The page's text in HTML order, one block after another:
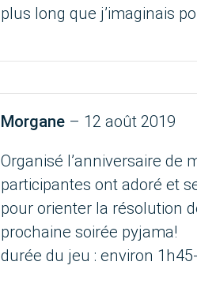
plus long que j’imaginais
Morgane – 12 août 2019
Organisé l’anniversaire de
participantes ont adoré et
pour orienter la résolution
prochaine soirée pyjama!
durée du jeu : environ